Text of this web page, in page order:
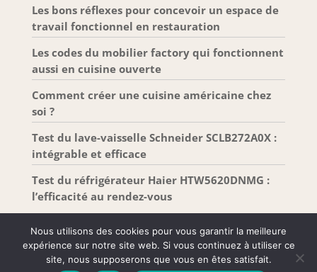
dortoirs, les petits bureaux, les garages, les
ateliers, etc. MEILLEUR SERVICE - Le réfrigérateur
offre une garantie de 2 ans et le compresseur 12
ans. N'hésitez pas à nous contacter en cas de
problème.
Les bons réflexes pour concevoir un espace de
travail fonctionnel en restauration
Les codes du mobilier factory qui fonctionnent
aussi en cuisine ouverte
Comment créer une cuisine américaine chez
soi ?
Test du lave-vaisselle Schneider SCLB272A0X :
intégrable et efficace
Test du réfrigérateur Haier HTW5620DNMG :
l’efficacité au rendez-vous
Tous droits réservés –Mentions Légales -Plan de
Nous utilisons des cookies pour vous garantir la meilleure
expérience sur notre site web. Si vous continuez à utiliser ce
site, nous supposerons que vous en êtes satisfait.